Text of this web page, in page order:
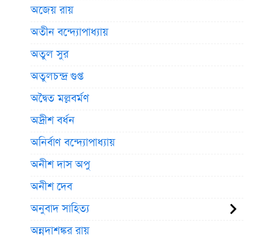
অজেয় রায়
অতীন বন্দ্যোপাধ্যায়
অতুল সুর
অতুলচন্দ্র গুপ্ত
অদ্বৈত মল্লবর্মণ
অদ্রীশ বর্ধন
অনির্বাণ বন্দ্যোপাধ্যায়
অনীশ দাস অপু
অনীশ দেব
অনুবাদ সাহিত্য
অন্নদাশঙ্কর রায়